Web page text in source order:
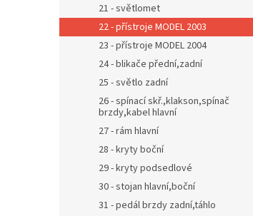
21 - světlomet
22 - přístroje MODEL 2003
23 - přístroje MODEL 2004
24 - blikače přední,zadní
25 - světlo zadní
26 - spínací skř.,klakson,spínač
brzdy,kabel hlavní
27 - rám hlavní
28 - kryty boční
29 - kryty podsedlové
30 - stojan hlavní,boční
31 - pedál brzdy zadní,táhlo